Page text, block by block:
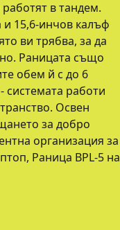
в тандем.
15,6-инчов калъф
ви трябва, за да
Раницата също
обем й с до 6
системата работи
Освен
за добро
организация за
Раница BPL-5 на